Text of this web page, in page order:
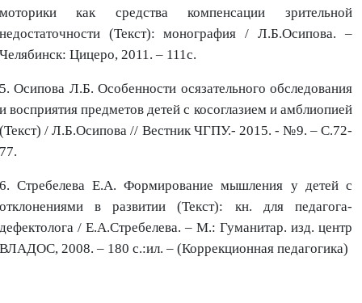
как средства компенсации зрительной
(Текст): монография / Л.Б.Осипова. –
Цицеро, 2011. – 111с.
Осипова Л.Б. Особенности осязательного обследования
восприятия предметов детей с косоглазием и амблиопией
/ Л.Б.Осипова // Вестник ЧГПУ.- 2015. - №9. – С.72-
Стребелева Е.А. Формирование мышления у детей с
в развитии (Текст): кн. для педагога-
/ Е.А.Стребелева. – М.: Гуманитар. изд. центр
2008. – 180 с.:ил. – (Коррекционная педагогика)